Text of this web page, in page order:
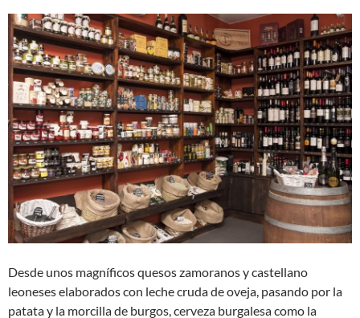
Desde unos magníficos quesos zamoranos y castellano
leoneses elaborados con leche cruda de oveja, pasando por la
patata y la morcilla de burgos, cerveza burgalesa como la